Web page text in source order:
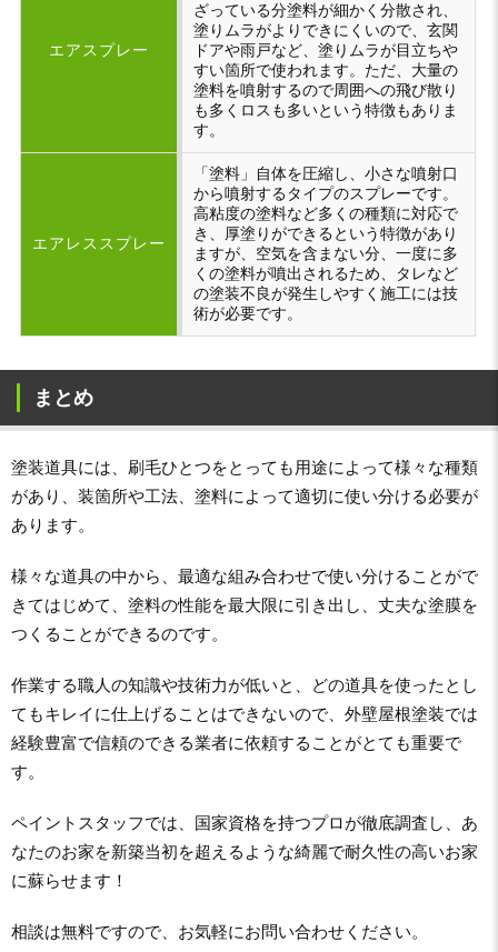
エアスプレー
ざっている分塗料が細かく分散され、
塗りムラがよりできにくいので、玄関
ドアや雨戸など、塗りムラが目立ちや
すい箇所で使われます。ただ、大量の
塗料を噴射するので周囲への飛び散り
も多くロスも多いという特徴もありま
す。
エアレススプレー
「塗料」自体を圧縮し、小さな噴射口
から噴射するタイプのスプレーです。
高粘度の塗料など多くの種類に対応で
き、厚塗りができるという特徴があり
ますが、空気を含まない分、一度に多
くの塗料が噴出されるため、タレなど
の塗装不良が発生しやすく施工には技
術が必要です。
まとめ
塗装道具には、刷毛ひとつをとっても用途によって様々な種類
があり、装箇所や工法、塗料によって適切に使い分ける必要が
あります。
様々な道具の中から、最適な組み合わせで使い分けることがで
きてはじめて、塗料の性能を最大限に引き出し、丈夫な塗膜を
つくることができるのです。
作業する職人の知識や技術力が低いと、どの道具を使ったとし
てもキレイに仕上げることはできないので、外壁屋根塗装では
経験豊富で信頼のできる業者に依頼することがとても重要で
す。
ペイントスタッフでは、国家資格を持つプロが徹底調査し、あ
なたのお家を新築当初を超えるような綺麗で耐久性の高いお家
に蘇らせます！
相談は無料ですので、お気軽にお問い合わせください。